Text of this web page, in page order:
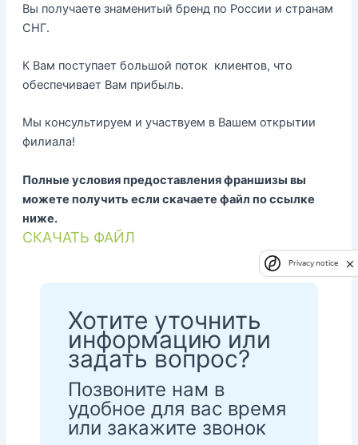
Вы получаете знаменитый бренд по России и странам
СНГ.
К Вам поступает большой поток клиентов, что
обеспечивает Вам прибыль.
Мы консультируем и участвуем в Вашем открытии
филиала!
Полные условия предоставления франшизы вы
можете получить если скачаете файл по ссылке
ниже.
СКАЧАТЬ ФАЙЛ
Хотите уточнить
информацию или
задать вопрос?
Позвоните нам в
удобное для вас время
или закажите звонок
Privacy notice